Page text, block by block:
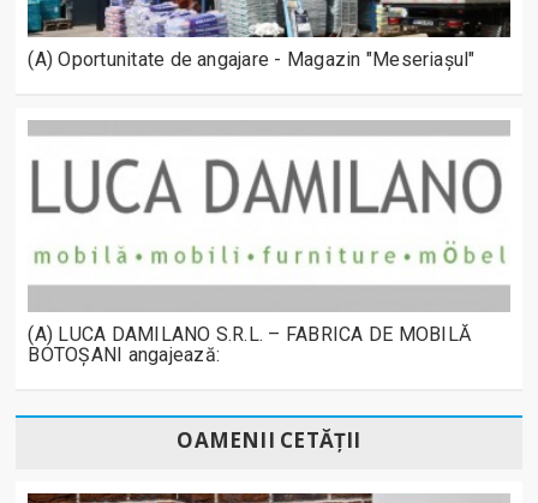
(A) Oportunitate de angajare - Magazin "Meseriașul"
(A) LUCA DAMILANO S.R.L. – FABRICA DE MOBILĂ
BOTOȘANI angajează:
OAMENII CETĂȚII